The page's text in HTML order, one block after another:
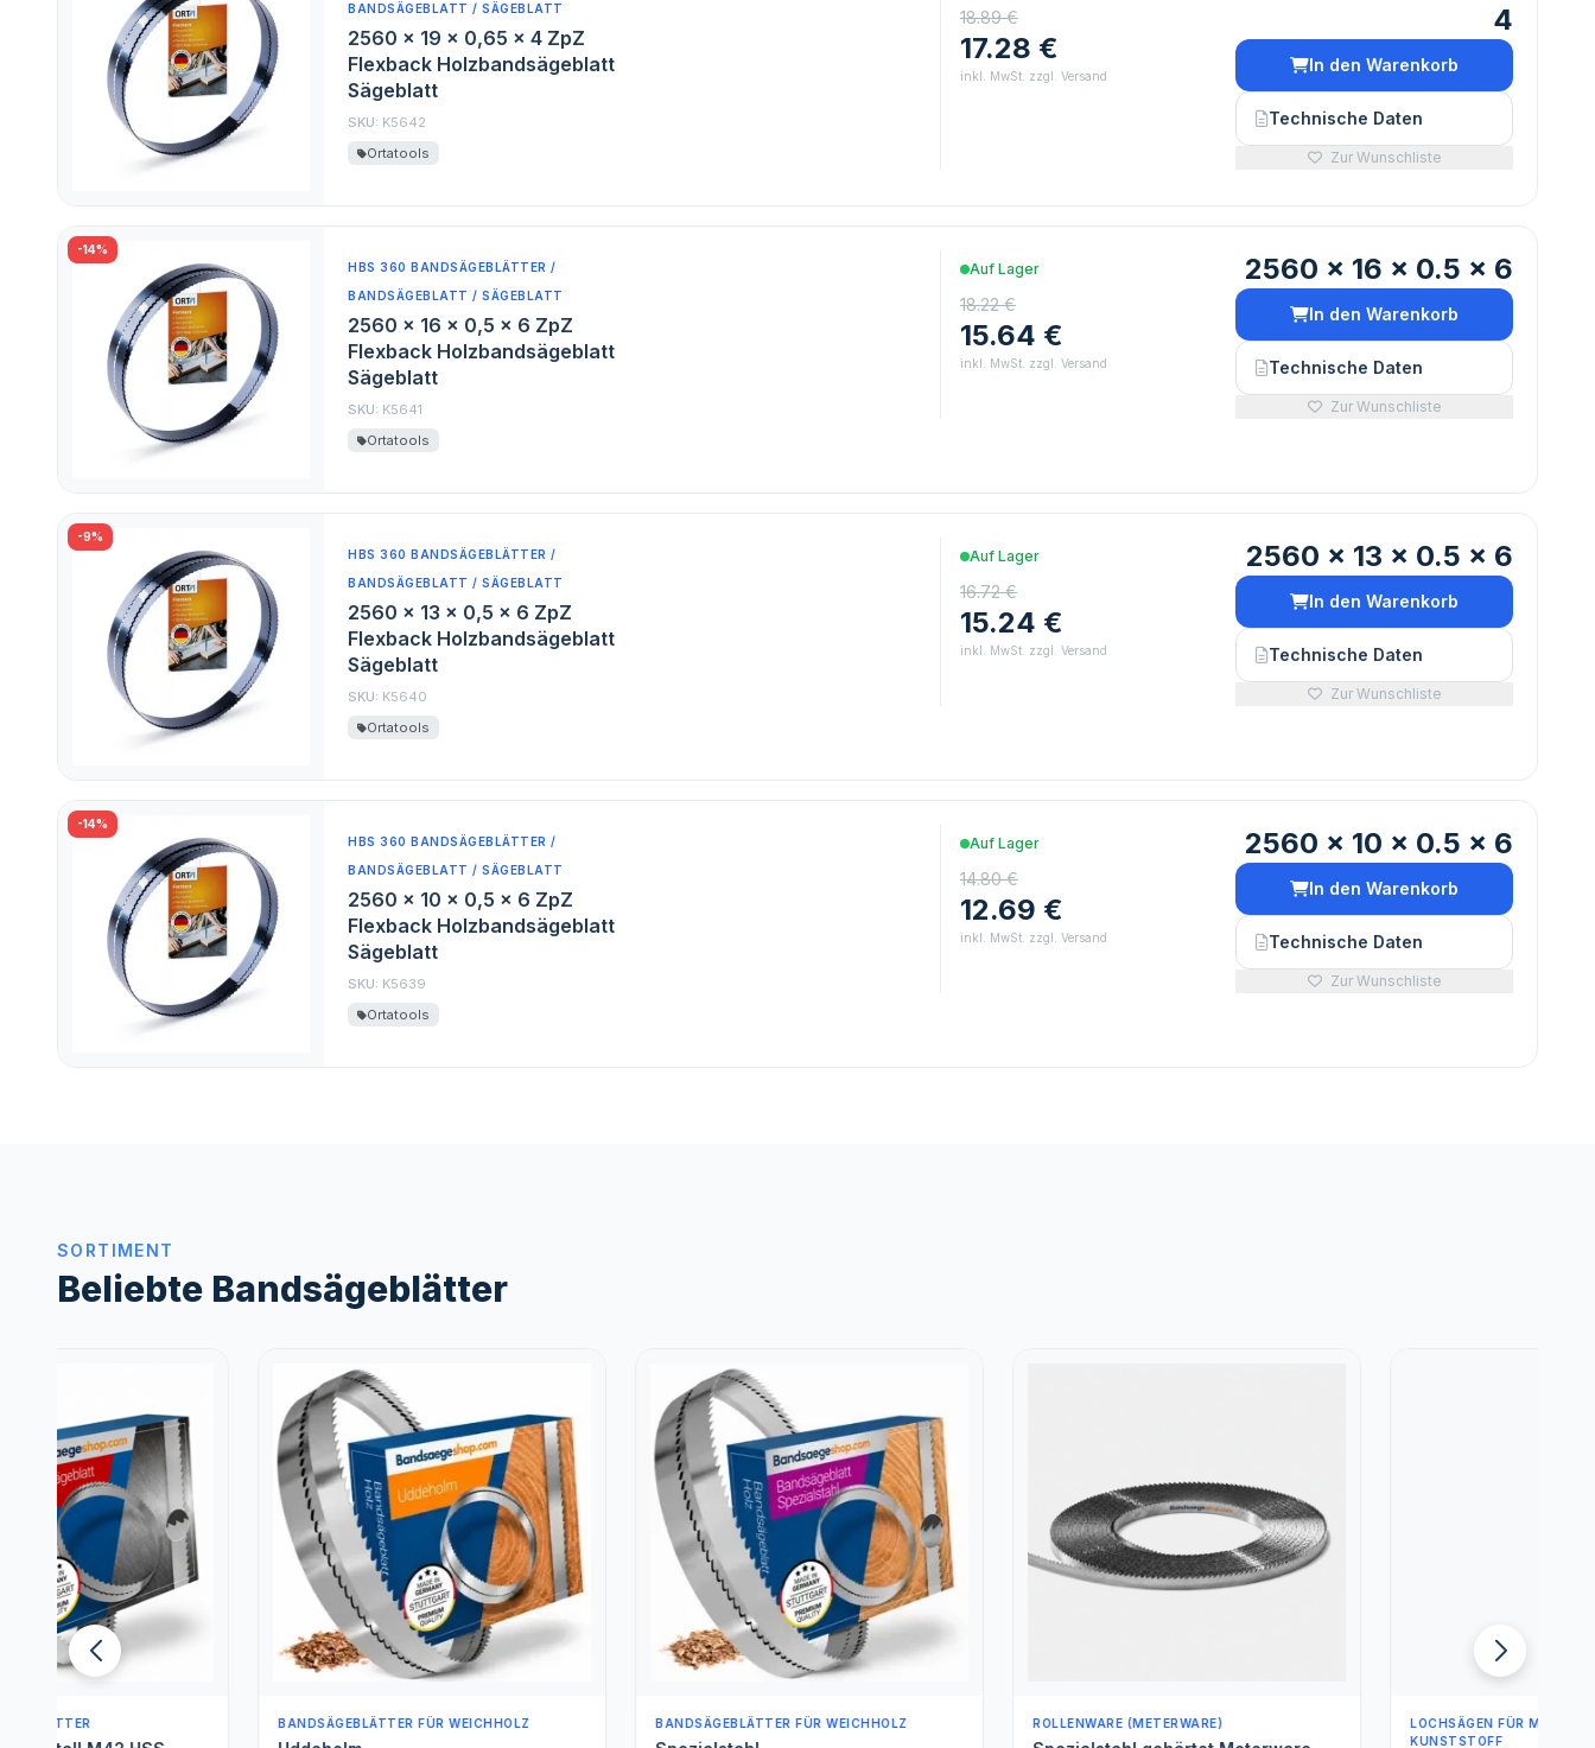
BANDSÄGEBLATT / SÄGEBLATT
2560 x 19 x 0,65 x 4 ZpZ
Flexback Holzbandsägeblatt
Sägeblatt
SKU: K5642
Ortatools
18.89 €
17.28 €
inkl. MwSt. zzgl. Versand
4
In den Warenkorb
Technische Daten
Zur Wunschliste
-14%
HBS 360 BANDSÄGEBLÄTTER /
BANDSÄGEBLATT / SÄGEBLATT
2560 x 16 x 0,5 x 6 ZpZ
Flexback Holzbandsägeblatt
Sägeblatt
SKU: K5641
Ortatools
Auf Lager
18.22 €
15.64 €
inkl. MwSt. zzgl. Versand
2560 x 16 x 0.5 x 6
In den Warenkorb
Technische Daten
Zur Wunschliste
-9%
HBS 360 BANDSÄGEBLÄTTER /
BANDSÄGEBLATT / SÄGEBLATT
2560 x 13 x 0,5 x 6 ZpZ
Flexback Holzbandsägeblatt
Sägeblatt
SKU: K5640
Ortatools
Auf Lager
16.72 €
15.24 €
inkl. MwSt. zzgl. Versand
2560 x 13 x 0.5 x 6
In den Warenkorb
Technische Daten
Zur Wunschliste
-14%
HBS 360 BANDSÄGEBLÄTTER /
BANDSÄGEBLATT / SÄGEBLATT
2560 x 10 x 0,5 x 6 ZpZ
Flexback Holzbandsägeblatt
Sägeblatt
SKU: K5639
Ortatools
Auf Lager
14.80 €
12.69 €
inkl. MwSt. zzgl. Versand
2560 x 10 x 0.5 x 6
In den Warenkorb
Technische Daten
Zur Wunschliste
SORTIMENT
Beliebte Bandsägeblätter
BANDSÄGEBLÄTTER FÜR WEICHHOLZ BANDSÄGEBLÄTTER FÜR WEICHHOLZ ROLLENWARE (METERWARE)
LOCHSÄGEN FÜR METALL, HOLZ &
KUNSTSTOFF